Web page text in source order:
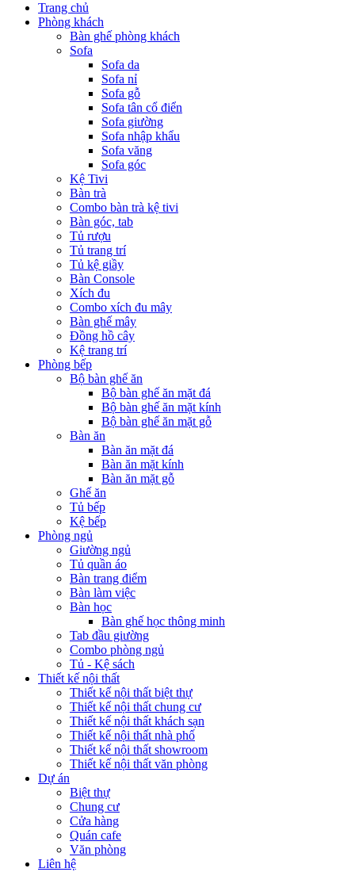
Trang chủ
Phòng khách
Bàn ghế phòng khách
Sofa
Sofa da
Sofa nỉ
Sofa gỗ
Sofa tân cổ điển
Sofa giường
Sofa nhập khẩu
Sofa văng
Sofa góc
Kệ Tivi
Bàn trà
Combo bàn trà kệ tivi
Bàn góc, tab
Tủ rượu
Tủ trang trí
Tủ kệ giầy
Bàn Console
Xích đu
Combo xích đu mây
Bàn ghế mây
Đồng hồ cây
Kệ trang trí
Phòng bếp
Bộ bàn ghế ăn
Bộ bàn ghế ăn mặt đá
Bộ bàn ghế ăn mặt kính
Bộ bàn ghế ăn mặt gỗ
Bàn ăn
Bàn ăn mặt đá
Bàn ăn mặt kính
Bàn ăn mặt gỗ
Ghế ăn
Tủ bếp
Kệ bếp
Phòng ngủ
Giường ngủ
Tủ quần áo
Bàn trang điểm
Bàn làm việc
Bàn học
Bàn ghế học thông minh
Tab đầu giường
Combo phòng ngủ
Tủ - Kệ sách
Thiết kế nội thất
Thiết kế nội thất biệt thự
Thiết kế nội thất chung cư
Thiết kế nội thất khách sạn
Thiết kế nội thất nhà phố
Thiết kế nội thất showroom
Thiết kế nội thất văn phòng
Dự án
Biệt thự
Chung cư
Cửa hàng
Quán cafe
Văn phòng
Liên hệ